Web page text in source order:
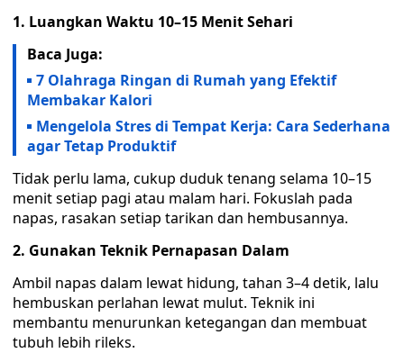
1. Luangkan Waktu 10–15 Menit Sehari
Baca Juga:
7 Olahraga Ringan di Rumah yang Efektif
Membakar Kalori
Mengelola Stres di Tempat Kerja: Cara Sederhana
agar Tetap Produktif
Tidak perlu lama, cukup duduk tenang selama 10–15
menit setiap pagi atau malam hari. Fokuslah pada
napas, rasakan setiap tarikan dan hembusannya.
2. Gunakan Teknik Pernapasan Dalam
Ambil napas dalam lewat hidung, tahan 3–4 detik, lalu
hembuskan perlahan lewat mulut. Teknik ini
membantu menurunkan ketegangan dan membuat
tubuh lebih rileks.